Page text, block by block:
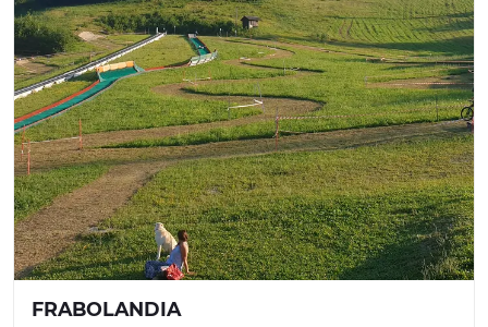
FRABOLANDIA